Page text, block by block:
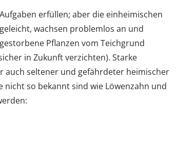
erfüllen; aber die einheimischen
wachsen problemlos an und
Pflanzen vom Teichgrund
in Zukunft verzichten). Starke
auch seltener und gefährdeter heimischer
nicht so bekannt sind wie Löwenzahn und